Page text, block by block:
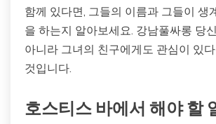
함께 있다면, 그들의 이름과 그들이 생
을 하는지 알아보세요. 강남풀싸롱 당
아니라 그녀의 친구에게도 관심이 있
것입니다.
호스티스 바에서 해야 할